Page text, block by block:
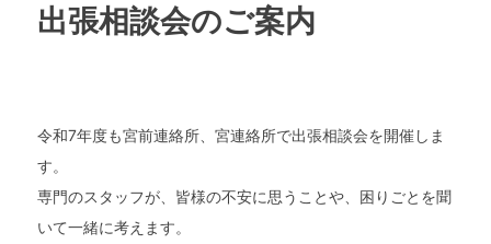
出張相談会のご案内
令和7年度も宮前連絡所、宮連絡所で出張相談会を開催しま
す。
専門のスタッフが、皆様の不安に思うことや、困りごとを聞
いて一緒に考えます。